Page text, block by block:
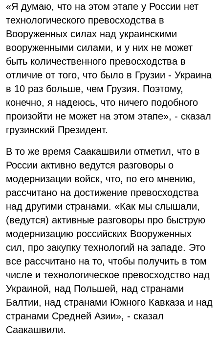
«Я думаю, что на этом этапе у России нет
технологического превосходства в
Вооруженных силах над украинскими
вооруженными силами, и у них не может
быть количественного превосходства в
отличие от того, что было в Грузии - Украина
в 10 раз больше, чем Грузия. Поэтому,
конечно, я надеюсь, что ничего подобного
произойти не может на этом этапе», - сказал
грузинский Президент.
В то же время Саакашвили отметил, что в
России активно ведутся разговоры о
модернизации войск, что, по его мнению,
рассчитано на достижение превосходства
над другими странами. «Как мы слышали,
(ведутся) активные разговоры про быструю
модернизацию российских Вооруженных
сил, про закупку технологий на западе. Это
все рассчитано на то, чтобы получить в том
числе и технологическое превосходство над
Украиной, над Польшей, над странами
Балтии, над странами Южного Кавказа и над
странами Средней Азии», - сказал
Саакашвили.